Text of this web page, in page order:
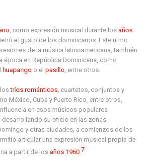
, como expresión musical durante losaños
el gusto de los dominicanos. Este ritmo
de la música latinoamericana, también
época en República Dominicana, como
huapango o elpasillo , entre otros.
lostríos románticos , cuartetos, conjuntos y
México, Cuba y Puerto Rico, entre otros,
en esos músicos populares
su oficio en las zonas
y otras ciudades, a comienzos de los
articular una expresión musical propia de
a partir de losaños 1960.7